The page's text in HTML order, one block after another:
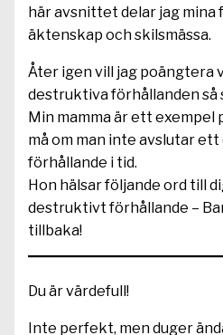
här avsnittet delar jag
äktenskap och skilsmässa.
Åter igen vill jag poängtera
destruktiva förhållanden så
Min mamma är ett exempel
må om man inte avslutar
förhållande i tid.
Hon hälsar följande ord till
destruktivt förhållande –
tillbaka!
Du är värdefull!
Inte perfekt, men duger